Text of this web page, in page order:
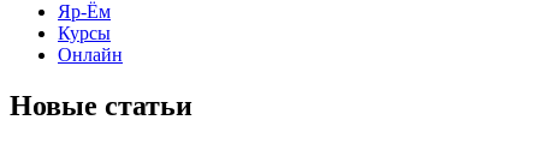
Яр-Ём
Курсы
Онлайн
Новые статьи